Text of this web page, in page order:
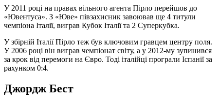
У 2011 році на правах вільного агента Пірло перейшов до
«Ювентуса». З «Юве» півзахисник завоював ще 4 титули
чемпіона Італії, виграв Кубок Італії та 2 Суперкубка.
У збірній Італії Пірло теж був ключовим гравцем центру поля.
У 2006 році він виграв чемпіонат світу, а у 2012-му зупинився
за крок від перемоги на Євро. Тоді італійці програли Іспанії за
рахунком 0:4.
Джордж Бест